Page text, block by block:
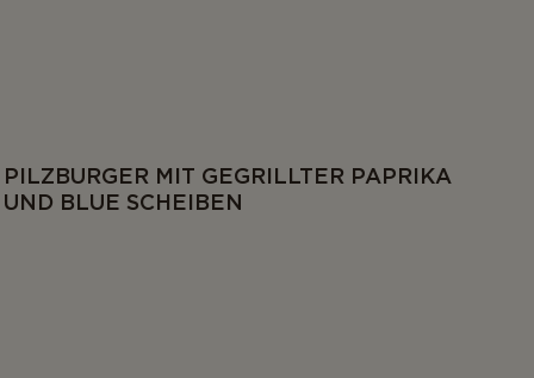
PILZBURGER MIT GEGRILLTER PAPRIKA
UND BLUE SCHEIBEN